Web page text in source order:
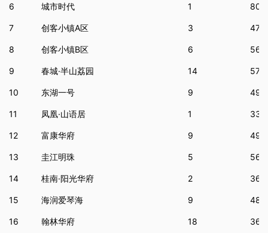
6 城市时代 1
7 创客小镇A区 3
8 创客小镇B区 6
9 春城·半山荔园 14
10 东湖一号 9
11 凤凰·山语居 1
12 富康华府 9
13 圭江明珠 5
14 桂南·阳光华府 2
15 海润爱琴海 9
16 翰林华府 18